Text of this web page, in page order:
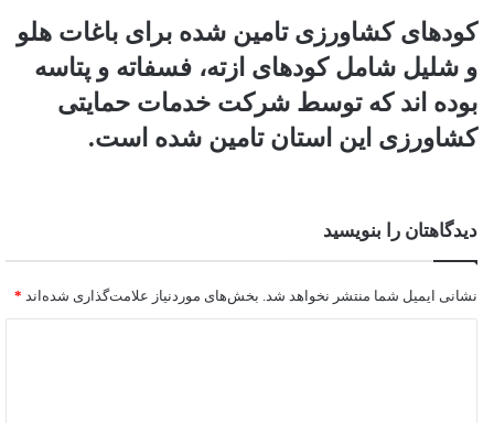
کودهای کشاورزی تامین شده برای باغات هلو
و شلیل شامل کودهای ازته، فسفاته و پتاسه
بوده اند که توسط شرکت خدمات حمایتی
کشاورزی این استان تامین شده است.
دیدگاهتان را بنویسید
نشانی ایمیل شما منتشر نخواهد شد. بخش‌های موردنیاز علامت‌گذاری شده‌اند *